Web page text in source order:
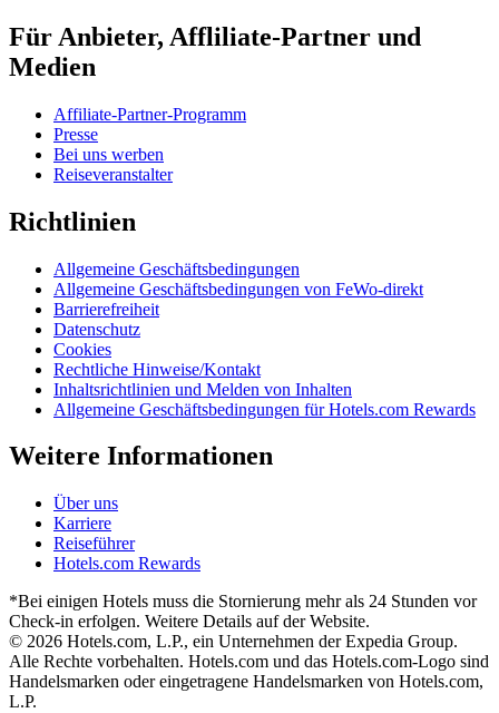
Für Anbieter, Affliliate-Partner und
Medien
Affiliate-Partner-Programm
Presse
Bei uns werben
Reiseveranstalter
Richtlinien
Allgemeine Geschäftsbedingungen
Allgemeine Geschäftsbedingungen von FeWo-direkt
Barrierefreiheit
Datenschutz
Cookies
Rechtliche Hinweise/Kontakt
Inhaltsrichtlinien und Melden von Inhalten
Allgemeine Geschäftsbedingungen für Hotels.com Rewards
Weitere Informationen
Über uns
Karriere
Reiseführer
Hotels.com Rewards
*Bei einigen Hotels muss die Stornierung mehr als 24 Stunden vor
Check-in erfolgen. Weitere Details auf der Website.
© 2026 Hotels.com, L.P., ein Unternehmen der Expedia Group.
Alle Rechte vorbehalten. Hotels.com und das Hotels.com-Logo sind
Handelsmarken oder eingetragene Handelsmarken von Hotels.com,
L.P.